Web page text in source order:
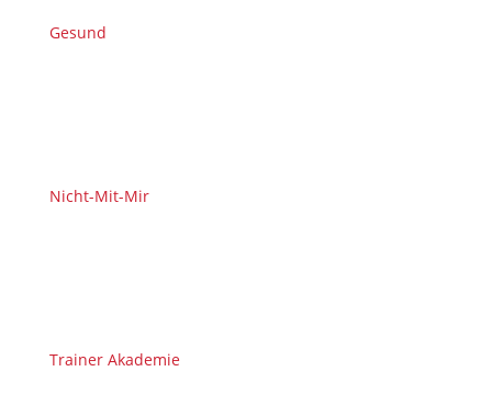
Gesund
Nicht-Mit-Mir
Trainer Akademie